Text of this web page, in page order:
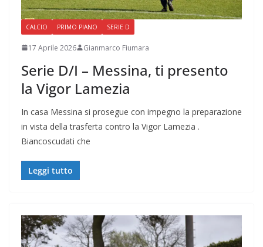
CALCIO PRIMO PIANO SERIE D
17 Aprile 2026 Gianmarco Fiumara
Serie D/I – Messina, ti presento
la Vigor Lamezia
In casa Messina si prosegue con impegno la preparazione
in vista della trasferta contro la Vigor Lamezia .
Biancoscudati che
Leggi tutto